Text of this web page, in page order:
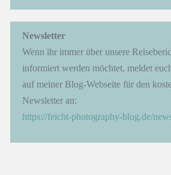
Newsletter
Wenn ihr immer über unsere
informiert werden möchtet, meldet
auf meiner Blog-Webseite für den
Newsletter an:
https://feicht-photography-blog.de/